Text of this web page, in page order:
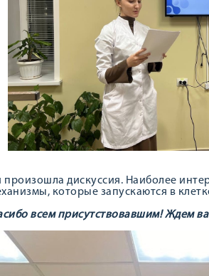
произошла дискуссия. Наиболее
которые запускаются в
всем присутствовавшим! Ждем